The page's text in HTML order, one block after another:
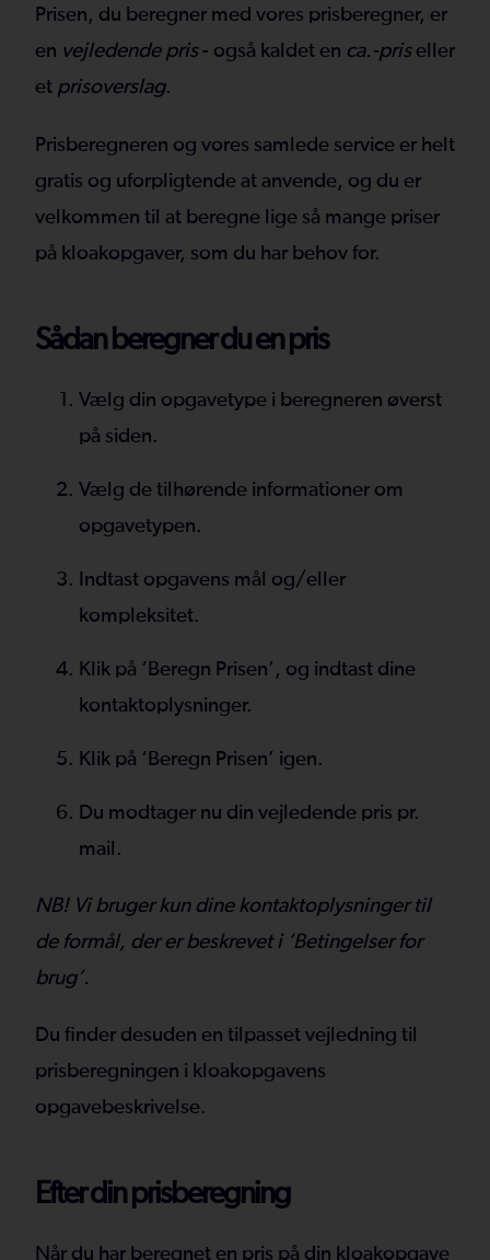
Prisen, du beregner med vores prisberegner, er
en vejledende pris- også kaldet en ca.-priseller
et prisoverslag.
Prisberegneren og vores samlede service er helt
gratis og uforpligtende at anvende, og du er
velkommen til at beregne lige så mange priser
på kloakopgaver, som du har behov for.
Sådan beregner du en pris
Vælg din opgavetype i beregneren øverst
på siden.
Vælg de tilhørende informationer om
opgavetypen.
Indtast opgavens mål og/eller
kompleksitet.
Klik på ‘Beregn Prisen’, og indtast dine
kontaktoplysninger.
Klik på ‘Beregn Prisen’ igen.
Du modtager nu din vejledende pris pr.
mail.
NB! Vi bruger kun dine kontaktoplysninger til
de formål, der er beskrevet i ‘Betingelser for
brug’.
Du finder desuden en tilpasset vejledning til
prisberegningen i kloakopgavens
opgavebeskrivelse.
Efter din prisberegning
Når du har beregnet en pris på din kloakopgave